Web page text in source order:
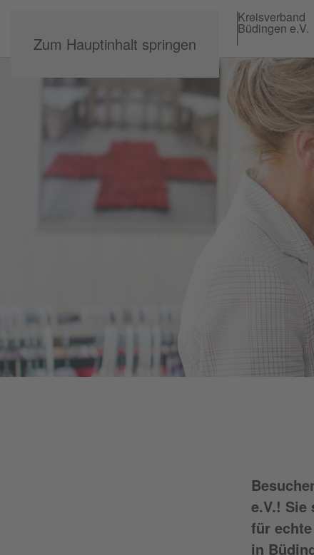
Zum Hauptinhalt springen
Kreisverband
Büdingen e.V.
e.V.! Sie
für
in